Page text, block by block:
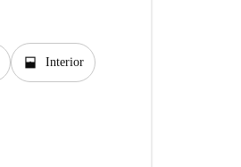
window_open Interior